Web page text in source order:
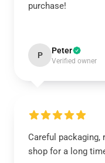
purchase!
P Peter
Verified owner
Careful packaging,
shop for a long